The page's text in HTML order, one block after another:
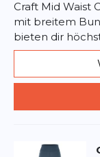
unterstützen
FAQ –
Wie pflege
Gibt es die
Experten-
Craft Mid Waist
mit breitem
bieten dir